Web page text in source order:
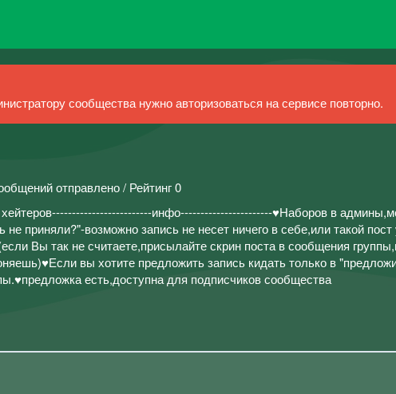
сообщества нужно авторизоваться на сервисе повторно.
отправлено / Рейтинг 0
инфо-----------------------♥Наборов в
приняли?"-возможно запись не несет ничего в себе,или такой
Вы так не считаете,присылайте скрин поста в сообщения
вы хотите предложить запись кидать только в
есть,доступна для подписчиков сообщества